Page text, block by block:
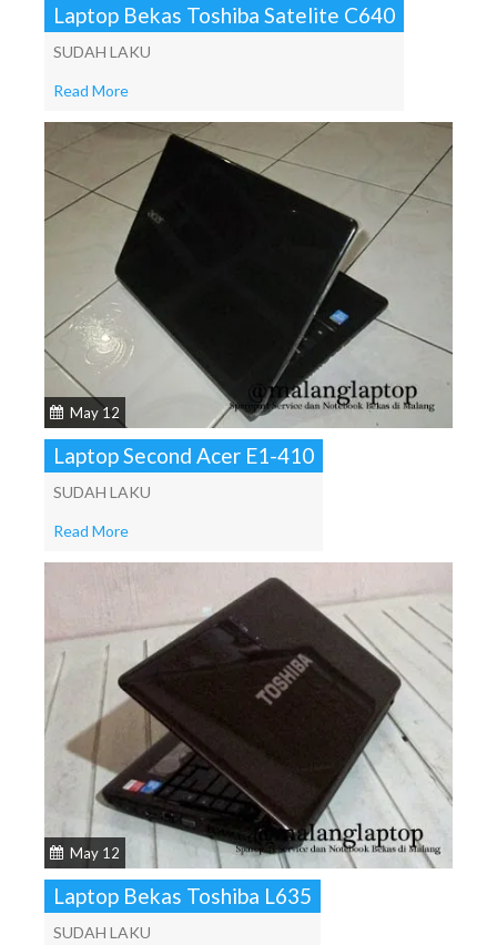
Laptop Bekas Toshiba Satelite C640
SUDAH LAKU
Read More
May 12
Laptop Second Acer E1-410
SUDAH LAKU
Read More
May 12
Laptop Bekas Toshiba L635
SUDAH LAKU